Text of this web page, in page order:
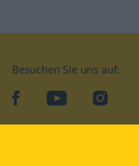
Besuchen Sie uns auf:
facebookYouTube Instagram